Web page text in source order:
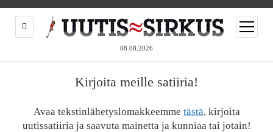
08.08.2026
open
menu
Kirjoita meille satiiria!
Avaa tekstinlähetyslomakkeemme tästä, kirjoita
uutissatiiria ja saavuta mainetta ja kunniaa tai jotain!